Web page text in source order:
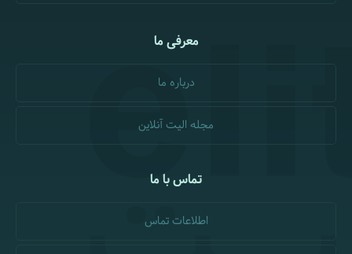
معرفی ما
درباره ما
مجله الیت آنلاین
تماس با ما
اطلاعات تماس